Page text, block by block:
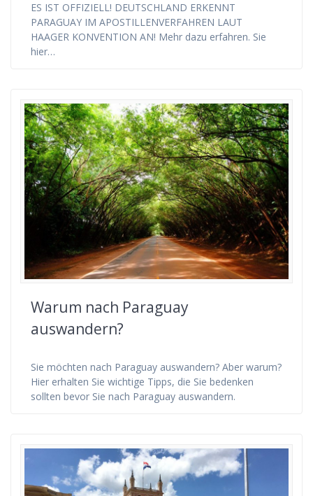
ES IST OFFIZIELL! DEUTSCHLAND ERKENNT
PARAGUAY IM APOSTILLENVERFAHREN LAUT
HAAGER KONVENTION AN! Mehr dazu erfahren. Sie
hier…
Warum nach Paraguay
auswandern?
Sie möchten nach Paraguay auswandern? Aber warum?
Hier erhalten Sie wichtige Tipps, die Sie bedenken
sollten bevor Sie nach Paraguay auswandern.